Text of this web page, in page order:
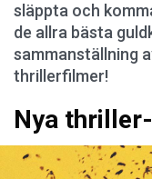
släppta och
de allra bästa
sammanställning
thrillerfilmer!
Nya